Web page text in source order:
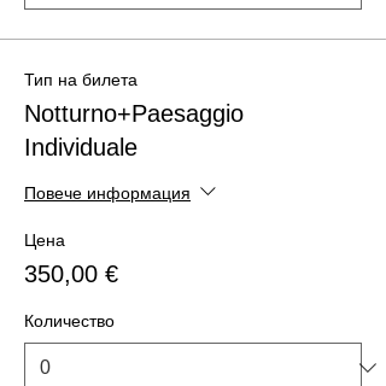
Тип на билета
Notturno+Paesaggio
Individuale
Повече информация
Цена
350,00 €
Количество